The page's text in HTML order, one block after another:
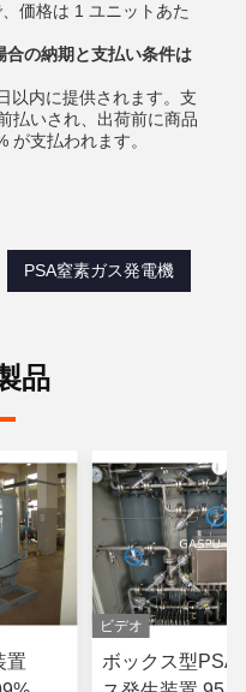
価格は 1 ユニットあた
の納期と支払い条件は
以内に提供されます。支
払いされ、出荷前に商品
が支払われます。
PSA窒素ガス発電機
品
置
ビデオ
ボックス型PSA